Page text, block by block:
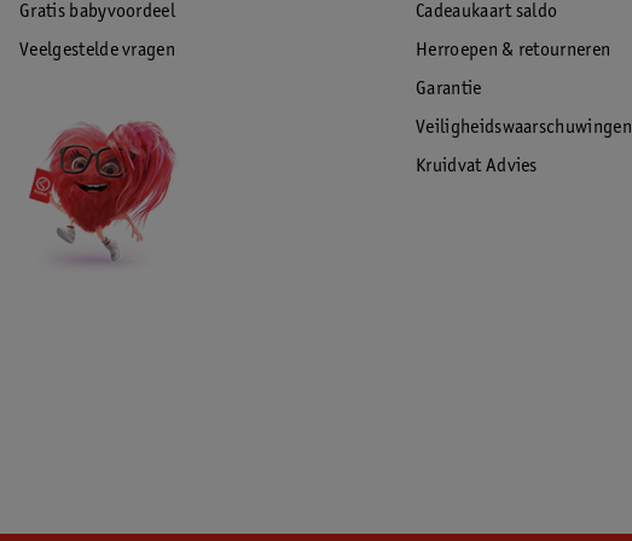
Gratis babyvoordeel
Veelgestelde vragen
Cadeaukaart saldo
Herroepen & retourneren
Garantie
Veiligheidswaarschuwingen
Kruidvat Advies